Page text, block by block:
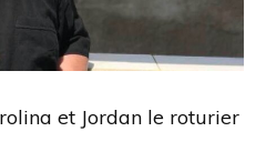
et Jordan le roturier